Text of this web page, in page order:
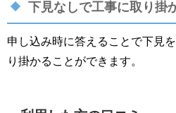
下見なしで工事に取り掛
申し込み時に答えることで下見
り掛かることができます。